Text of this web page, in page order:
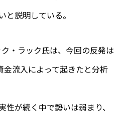
と説明している。
・ラック氏は、今回の反発は
金流入によって起きたと分析
性が続く中で勢いは弱まり、